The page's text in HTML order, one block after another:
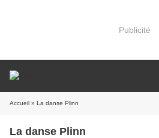
Publicité
Accueil » La danse Plinn
La danse Plinn